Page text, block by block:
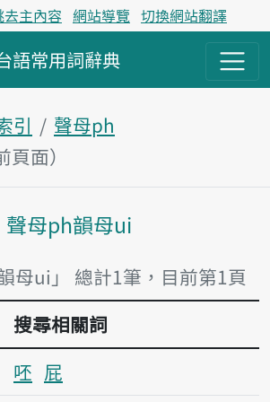
去主內容 網站導覽 切換網站翻譯
語常用詞辭典
引
聲母ph
面）
主內容區塊
聲母ph韻母ui
母ui」 總計1筆，目前第1頁
搜尋相關詞
呸 屁